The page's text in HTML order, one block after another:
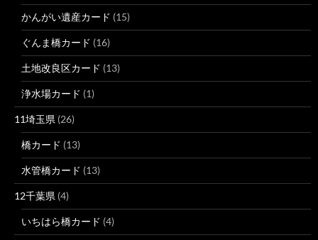
かんがい遺産カード (15)
ぐんま橋カード (16)
土地改良区カード (13)
浄水場カード (1)
11埼玉県 (26)
橋カード (13)
水管橋カード (13)
12千葉県 (4)
いちはら橋カード (4)